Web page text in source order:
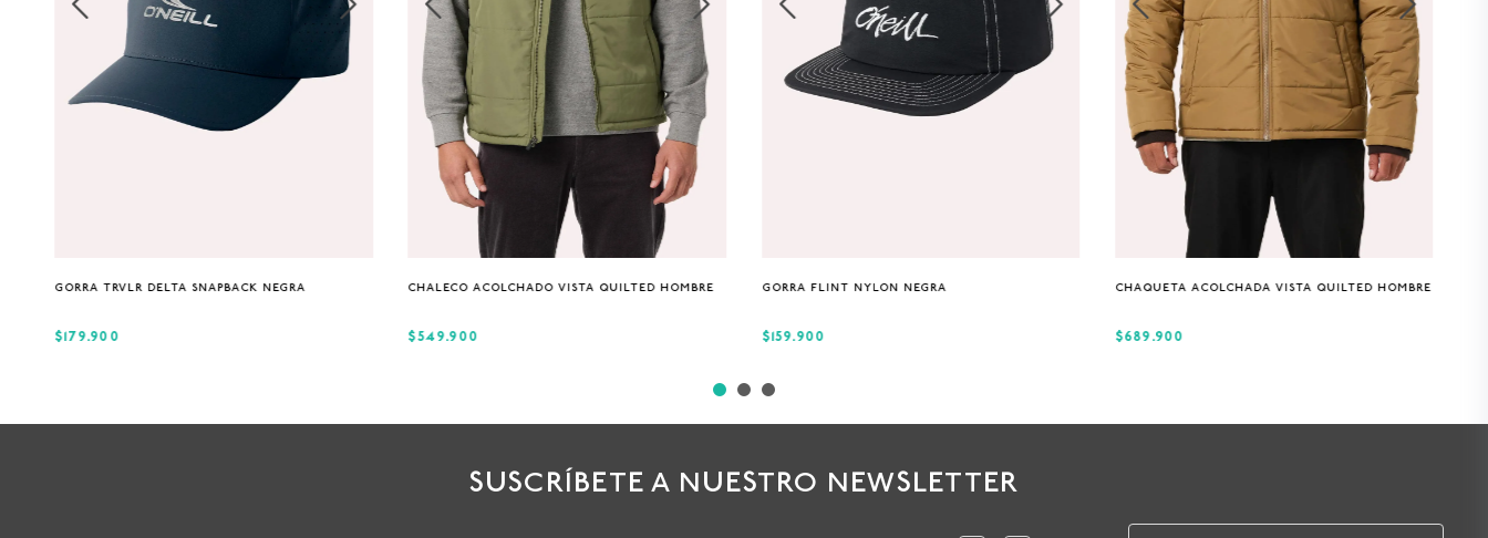
GORRA TRVLR DELTA SNAPBACK NEGRA
$179.900
CHALECO ACOLCHADO VISTA QUILTED HOMBRE
S M XL
$549.900
GORRA FLINT NYLON NEGRA
$159.900
CHAQUETA ACOLCHADA VISTA QUILTED HOMBRE
S M L XL
$689.900
SUSCRÍBETE A NUESTRO NEWSLETTER